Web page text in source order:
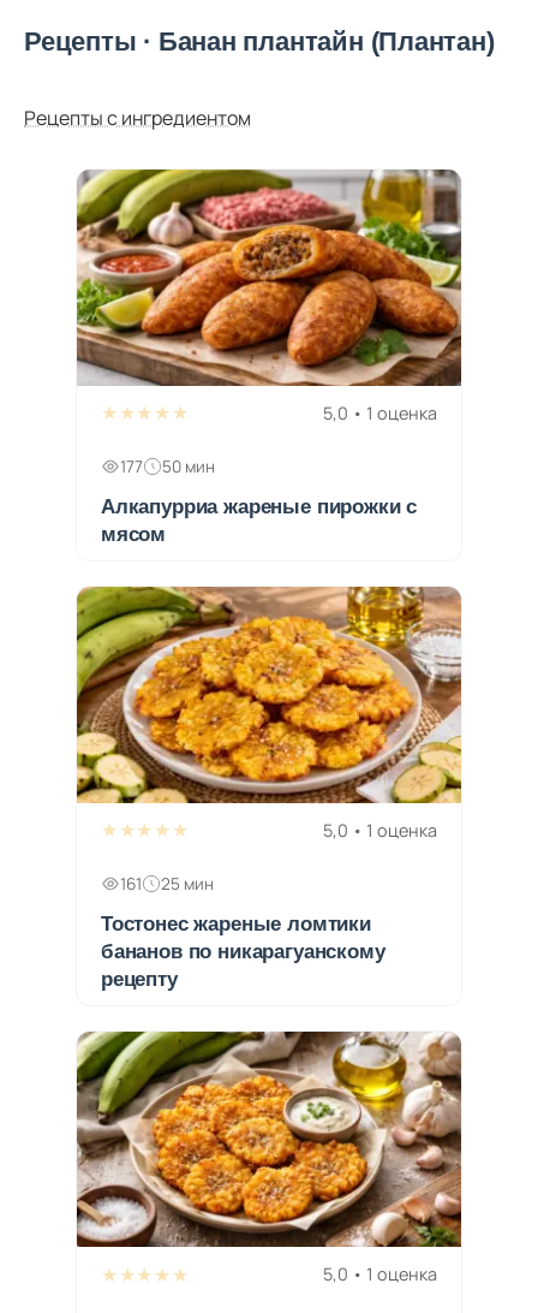
Рецепты · Банан плантайн (Плантан)
Рецепты с ингредиентом
★★★★★ 5,0 • 1 оценка
177 50 мин
Алкапурриа жареные пирожки с
мясом
★★★★★ 5,0 • 1 оценка
161 25 мин
Тостонес жареные ломтики
бананов по никарагуанскому
рецепту
★★★★★ 5,0 • 1 оценка